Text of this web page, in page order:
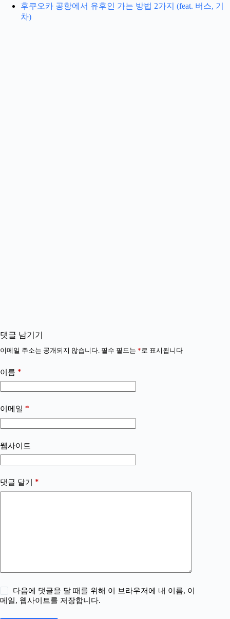
후쿠오카 공항에서 유후인 가는 방법 2가지 (feat. 버스, 기
차)
댓글 남기기
이메일 주소는 공개되지 않습니다. 필수 필드는 * 로 표시됩니다
이름 *
이메일 *
웹사이트
댓글 달기 *
다음에 댓글을 달 때를 위해 이 브라우저에 내 이름, 이
메일, 웹사이트를 저장합니다.